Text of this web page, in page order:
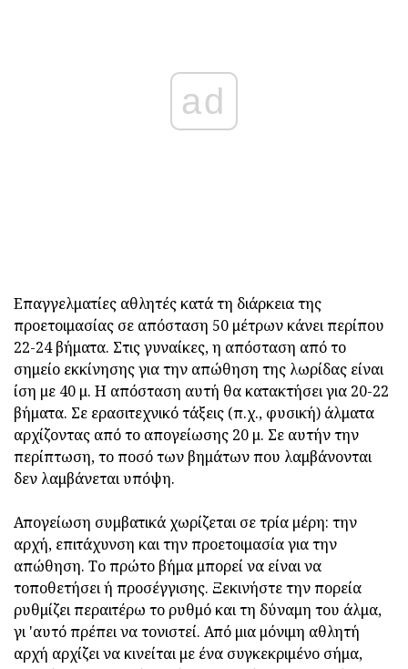
ad
Επαγγελματίες αθλητές κατά τη διάρκεια της
προετοιμασίας σε απόσταση 50 μέτρων κάνει περίπου
22-24 βήματα. Στις γυναίκες, η απόσταση από το
σημείο εκκίνησης για την απώθηση της λωρίδας είναι
ίση με 40 μ. Η απόσταση αυτή θα κατακτήσει για 20-22
βήματα. Σε ερασιτεχνικό τάξεις (π.χ., φυσική) άλματα
αρχίζοντας από το απογείωσης 20 μ. Σε αυτήν την
περίπτωση, το ποσό των βημάτων που λαμβάνονται
δεν λαμβάνεται υπόψη.
Απογείωση συμβατικά χωρίζεται σε τρία μέρη: την
αρχή, επιτάχυνση και την προετοιμασία για την
απώθηση. Το πρώτο βήμα μπορεί να είναι να
τοποθετήσει ή προσέγγισης. Ξεκινήστε την πορεία
ρυθμίζει περαιτέρω το ρυθμό και τη δύναμη του άλμα,
γι 'αυτό πρέπει να τονιστεί. Από μια μόνιμη αθλητή
αρχή αρχίζει να κινείται με ένα συγκεκριμένο σήμα,